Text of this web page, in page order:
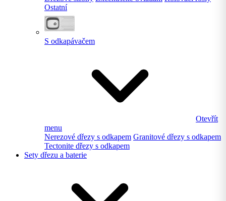
Ostatní
S odkapávačem
Otevřít
menu
Nerezové dřezy s odkapem Granitové dřezy s odkapem
Tectonite dřezy s odkapem
Sety dřezu a baterie